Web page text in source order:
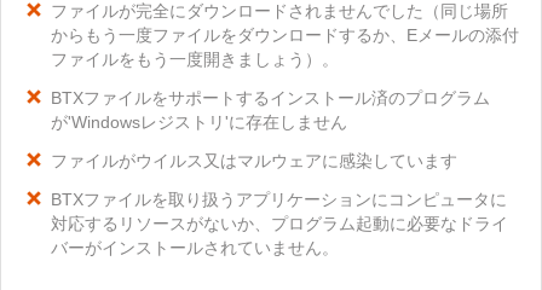
ファイルが完全にダウンロードされませんでした（同じ場所
からもう一度ファイルをダウンロードするか、Eメールの添付
ファイルをもう一度開きましょう）。
BTXファイルをサポートするインストール済のプログラム
が'Windowsレジストリ'に存在しません
ファイルがウイルス又はマルウェアに感染しています
BTXファイルを取り扱うアプリケーションにコンピュータに
対応するリソースがないか、プログラム起動に必要なドライ
バーがインストールされていません。